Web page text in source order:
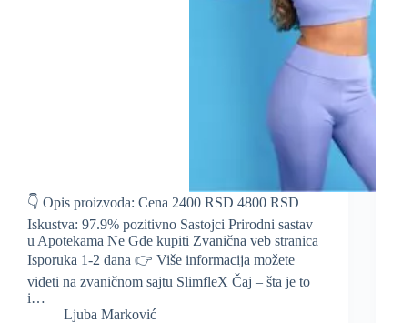
👇 Opis proizvoda: Cena 2400 RSD 4800 RSD
Iskustva: 97.9% pozitivno Sastojci Prirodni sastav
u Apotekama Ne Gde kupiti Zvanična veb stranica
Isporuka 1-2 dana 👉 Više informacija možete
videti na zvaničnom sajtu SlimfleX Čaj – šta je to
i…
Ljuba Marković